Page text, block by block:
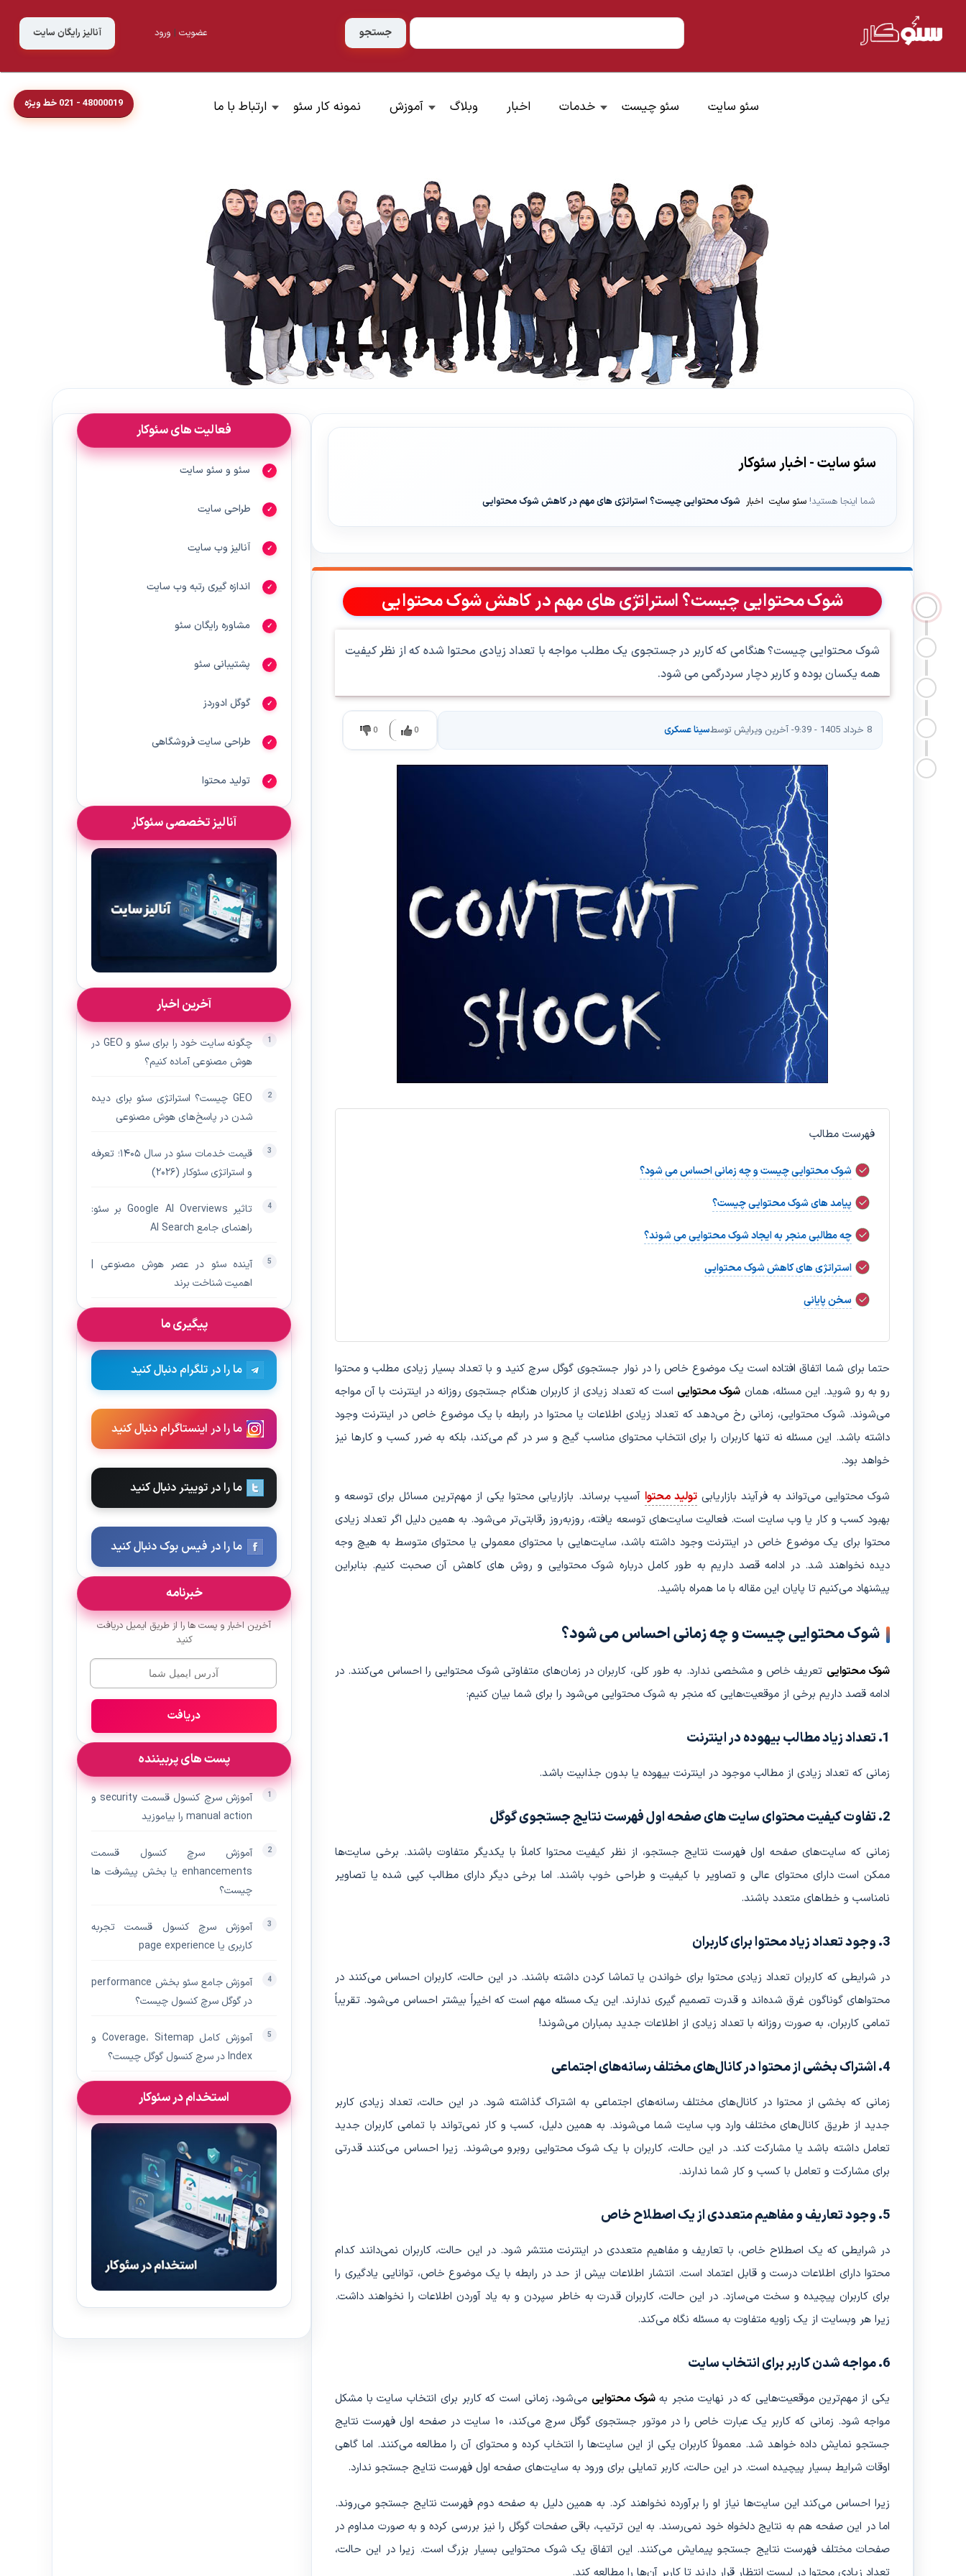
عضویت| ورود آنالیز رایگان سایت
سئو سایت سئو چیست خدمات اخبار وبلاگ آموزش نمونه کار سئو ارتباط با ما 48000019 - 021 خط ویژه
سئو سایت - اخبار سئوکار
شما اینجا هستید! سئو سایت اخبار شوک محتوایی چیست؟ استراتژی های مهم در کاهش شوک محتوایی
شوک محتوایی چیست؟ استراتژی های مهم در کاهش شوک محتوایی
شوک محتوایی چیست؟ هنگامی که کاربر در جستجوی یک مطلب مواجه با تعداد زیادی محتوا شده که از نظر کیفیت
همه یکسان بوده و کاربر دچار سردرگمی می شود.
8 خرداد 1405 - 9:39 - آخرین ویرایش توسطسینا عسکری 0
0
فهرست مطالب
شوک محتوایی چیست و چه زمانی احساس می شود؟
پیامد های شوک محتوایی چیست؟
چه مطالبی منجر به ایجاد شوک محتوایی می شوند؟
استراتژی های کاهش شوک محتوایی
سخن پایانی
حتما برای شما اتفاق افتاده است یک موضوع خاص را در نوار جستجوی گوگل سرچ کنید و با تعداد بسیار زیادی مطلب و محتوا
رو به رو شوید. این مسئله، همان شوک محتوایی است که تعداد زیادی از کاربران هنگام جستجوی روزانه در اینترنت با آن مواجه
می‌شوند. شوک محتوایی، زمانی رخ می‌دهد که تعداد زیادی اطلاعات یا محتوا در رابطه با یک موضوع خاص در اینترنت وجود
داشته باشد. این مسئله نه تنها کاربران را برای انتخاب محتوای مناسب گیج و سر در گم می‌کند، بلکه به ضرر کسب و کارها نیز
خواهد بود.
شوک محتوایی می‌تواند به فرآیند بازاریابی تولید محتوا آسیب برساند. بازاریابی محتوا یکی از مهم‌ترین مسائل برای توسعه و
بهبود کسب و کار یا وب سایت است. فعالیت سایت‌های توسعه یافته، روزبه‌روز رقابتی‌تر می‌شود. به همین دلیل اگر تعداد زیادی
محتوا برای یک موضوع خاص در اینترنت وجود داشته باشد، سایت‌هایی با محتوای معمولی یا محتوای متوسط به هیچ وجه
دیده نخواهند شد. در ادامه قصد داریم به طور کامل درباره شوک محتوایی و روش های کاهش آن صحبت کنیم. بنابراین
پیشنهاد می‌کنیم تا پایان این مقاله با ما همراه باشید.
شوک محتوایی چیست و چه زمانی احساس می شود؟
شوک محتوایی تعریف خاص و مشخصی ندارد. به طور کلی، کاربران در زمان‌های متفاوتی شوک محتوایی را احساس می‌کنند. در
ادامه قصد داریم برخی از موقعیت‌هایی که منجر به شوک محتوایی می‌شود را برای شما بیان کنیم:
1. تعداد زیاد مطالب بیهوده در اینترنت
زمانی که تعداد زیادی از مطالب موجود در اینترنت بیهوده یا بدون جذابیت باشد.
2. تفاوت کیفیت محتوای سایت ‌های صفحه اول فهرست نتایج جستجوی گوگل
زمانی که سایت‌های صفحه اول فهرست نتایج جستجو، از نظر کیفیت محتوا کاملاً با یکدیگر متفاوت باشند. برخی سایت‌ها
ممکن است دارای محتوای عالی و تصاویر با کیفیت و طراحی خوب باشند. اما برخی دیگر دارای مطالب کپی شده یا تصاویر
نامناسب و خطاهای متعدد باشند.
3. وجود تعداد زیاد محتوا برای کاربران
در شرایطی که کاربران تعداد زیادی محتوا برای خواندن یا تماشا کردن داشته باشند. در این حالت، کاربران احساس می‌کنند در
محتواهای گوناگون غرق شده‌اند و قدرت تصمیم گیری ندارند. این یک مسئله مهم است که اخیراً بیشتر احساس می‌شود. تقریباً
تمامی کاربران، به صورت روزانه با تعداد زیادی از اطلاعات جدید بمباران می‌شوند!
4. اشتراک بخشی از محتوا در کانال‌های مختلف رسانه‌های اجتماعی
زمانی که بخشی از محتوا در کانال‌های مختلف رسانه‌های اجتماعی به اشتراک گذاشته شود. در این حالت، تعداد زیادی کاربر
جدید از طریق کانال‌های مختلف وارد وب سایت شما می‌شوند. به همین دلیل، کسب و کار نمی‌تواند با تمامی کاربران جدید
تعامل داشته باشد یا مشارکت کند. در این حالت، کاربران با یک شوک محتوایی روبرو می‌شوند. زیرا احساس می‌کنند قدرتی
برای مشارکت و تعامل با کسب و کار شما ندارند.
5. وجود تعاریف و مفاهیم متعددی از یک اصطلاح خاص
در شرایطی که یک اصطلاح خاص، با تعاریف و مفاهیم متعددی در اینترنت منتشر شود. در این حالت، کاربران نمی‌دانند کدام
محتوا دارای اطلاعات درست و قابل اعتماد است. انتشار اطلاعات بیش از حد در رابطه با یک موضوع خاص، توانایی یادگیری را
برای کاربران پیچیده و سخت می‌سازد. در این حالت، کاربران قدرت به خاطر سپردن و به یاد آوردن اطلاعات را نخواهند داشت.
زیرا هر وبسایت از یک زاویه متفاوت به مسئله نگاه می‌کند.
6. مواجه شدن کاربر برای انتخاب سایت
یکی از مهم‌ترین موقعیت‌هایی که در نهایت منجر بهشوک محتوایی می‌شود، زمانی است که کاربر برای انتخاب سایت با مشکل
مواجه شود. زمانی که کاربر یک عبارت خاص را در موتور جستجوی گوگل سرچ می‌کند، ۱۰ سایت در صفحه اول فهرست نتایج
جستجو نمایش داده خواهد شد. معمولاً کاربران یکی از این سایت‌ها را انتخاب کرده و محتوای آن را مطالعه می‌کنند. اما گاهی
اوقات شرایط بسیار پیچیده است. در این حالت، کاربر تمایلی برای ورود به سایت‌های صفحه اول فهرست نتایج جستجو ندارد.
زیرا احساس می‌کند این سایت‌ها نیاز او را برآورده نخواهند کرد. به همین دلیل به صفحه دوم فهرست نتایج جستجو می‌روند.
اما در این صفحه هم به نتایج دلخواه خود نمی‌رسند. به این ترتیب، باقی صفحات گوگل را نیز بررسی کرده و به صورت مداوم در
صفحات مختلف فهرست نتایج جستجو پیمایش می‌کنند. این اتفاق یک شوک محتوایی بسیار بزرگ است. زیرا در این حالت،
فعالیت های سئوکار
سئو و سئو سایت
طراحی سایت
آنالیز وب سایت
اندازه گیری رتبه وب سایت
مشاوره رایگان سئو
پشتیبانی سئو
گوگل ادوردز
طراحی سایت فروشگاهی
تولید محتوا
آنالیز تخصصی سئوکار
آخرین اخبار
چگونه سایت خود را برای سئو و GEO در
هوش مصنوعی آماده کنیم؟
GEO چیست؟ استراتژی سئو برای دیده‌
شدن در پاسخ‌های هوش مصنوعی
قیمت خدمات سئو در سال ۱۴۰۵؛ تعرفه
و استراتژی سئوکار (۲۰۲۶)
تاثیر Google AI Overviews بر سئو:
راهنمای جامع AI Search
آینده سئو در عصر هوش مصنوعی |
اهمیت شناخت برند
پیگیری ما
ما را در تلگرام دنبال کنید
ما را در اینستاگرام دنبال کنید
ما را در توییتر دنبال کنید
ما را در فیس بوک دنبال کنید
خبرنامه
آخرین اخبار و پست ها را از طریق ایمیل دریافت
کنید
دریافت
پست های پربیننده
آموزش سرچ کنسول قسمت security و
manual action را بیاموزید
آموزش سرچ کنسول قسمت
enhancements یا بخش پیشرفت ها
چیست؟
آموزش سرچ کنسول قسمت تجربه
کاربری یا page experience
آموزش جامع سئو بخش performance
در گوگل سرچ کنسول چیست؟
آموزش کامل Coverage، Sitemap و
Index در سرچ کنسول گوگل چیست؟
استخدام در سئوکار